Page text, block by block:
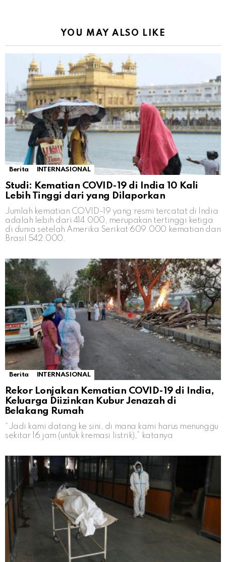
YOU MAY ALSO LIKE
Berita INTERNASIONAL
Studi: Kematian COVID-19 di India 10 Kali
Lebih Tinggi dari yang Dilaporkan
Jumlah kematian COVID-19 yang resmi tercatat di India
adalah lebih dari 414.000, merupakan tertinggi ketiga
di dunia setelah Amerika Serikat 609.000 kematian dan
Brasil 542.000.
Berita INTERNASIONAL
Rekor Lonjakan Kematian COVID-19 di India,
Keluarga Diizinkan Kubur Jenazah di
Belakang Rumah
“Jadi kami datang ke sini, di mana kami harus menunggu
sekitar 16 jam (untuk kremasi listrik),” katanya